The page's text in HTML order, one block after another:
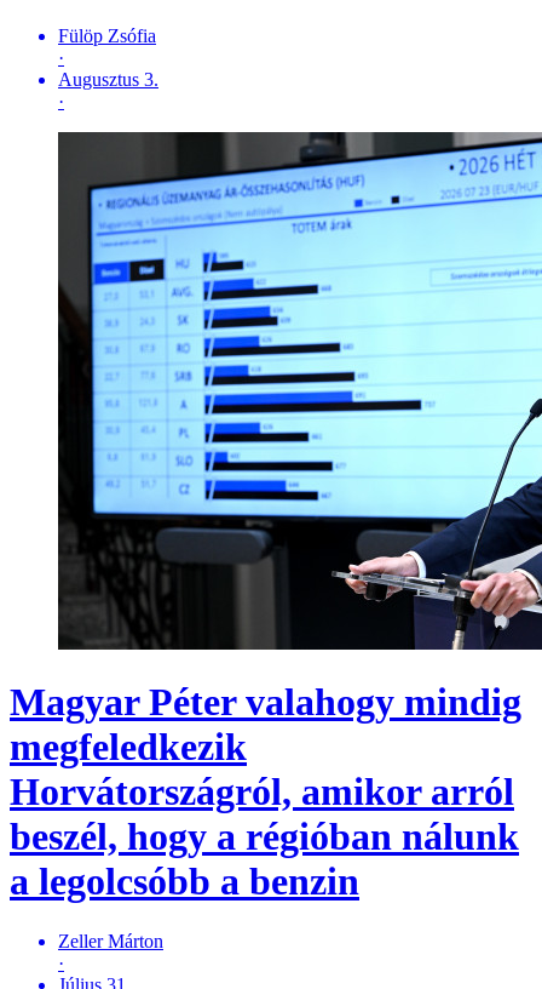
Fülöp Zsófia
·
Augusztus 3.
·
Magyar Péter valahogy mindig
megfeledkezik
Horvátországról, amikor arról
beszél, hogy a régióban nálunk
a legolcsóbb a benzin
Zeller Márton
·
Július 31.